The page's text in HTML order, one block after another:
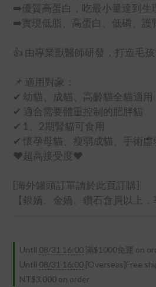
➡️優質高蛋白，吃最小量達到生
➡️實現低脂、高蛋白、低磷、護
👍 由專業獸醫師研發，打造毛
📌 適用對象：
✔ 幼貓、成貓、高齡貓全貓適用
✔ 適合需要體重控制的肥胖貓
✔ 1、2期腎貓可食用
✔ 懷孕母貓、瘦弱成貓、手術虛
❤️超高接受度❤️
[海外罐頭訂單請於此頁訂購]
【銀嬌、金嬌、鑽石會員以上，
Until 08/31 16:00 滿$1000免運 on
Until 08/31 16:00 [Overseas]Free
NT$3,000 on order